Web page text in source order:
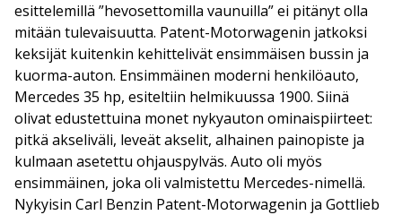
esittelemillä ”hevosettomilla vaunuilla” ei pitänyt olla
mitään tulevaisuutta. Patent-Motorwagenin jatkoksi
keksijät kuitenkin kehittelivät ensimmäisen bussin ja
kuorma-auton. Ensimmäinen moderni henkilöauto,
Mercedes 35 hp, esiteltiin helmikuussa 1900. Siinä
olivat edustettuina monet nykyauton ominaispiirteet:
pitkä akseliväli, leveät akselit, alhainen painopiste ja
kulmaan asetettu ohjauspylväs. Auto oli myös
ensimmäinen, joka oli valmistettu Mercedes-nimellä.
Nykyisin Carl Benzin Patent-Motorwagenin ja Gottlieb